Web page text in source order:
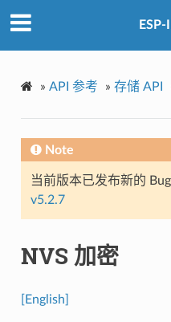
» API 参考 » 存储 API
Note
当前版本已发布新的
v5.2.7
NVS 加密
[English]